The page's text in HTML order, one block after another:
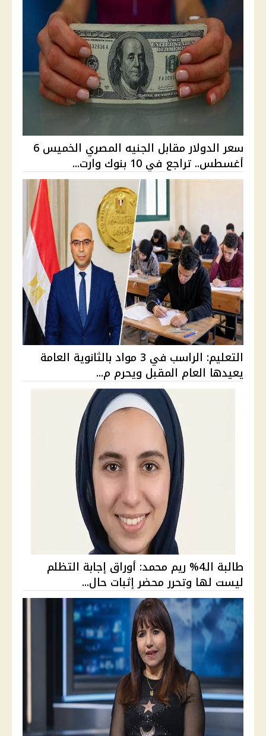
سعر الدولار مقابل الجنيه المصري الخميس 6
أغسطس.. تراجع في 10 بنوك وارت...
التعليم: الراسب في 3 مواد بالثانوية العامة
يعيدها العام المقبل ويحرم م...
طالبة الـ4% ريم محمد: أوراق إجابة التظلم
ليست لها وتحرر محضر إثبات حال...